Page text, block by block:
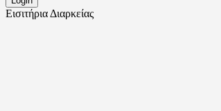
Εισιτήρια Διαρκείας